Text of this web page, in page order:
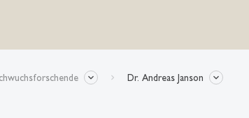
Dr. Andreas Janson